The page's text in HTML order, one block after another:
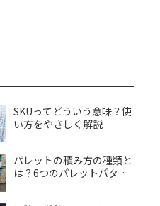
SKUってどういう意味？使
い方をやさしく解説
パレットの積み方の種類と
は？6つのパレットパター